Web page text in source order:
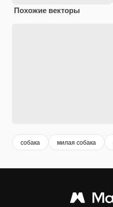
Похожие векторы
собака милая собака